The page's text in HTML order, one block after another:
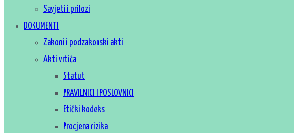
Savjeti i prilozi
DOKUMENTI
Zakoni i podzakonski akti
Akti vrtića
Statut
PRAVILNICI I POSLOVNICI
Etički kodeks
Procjena rizika